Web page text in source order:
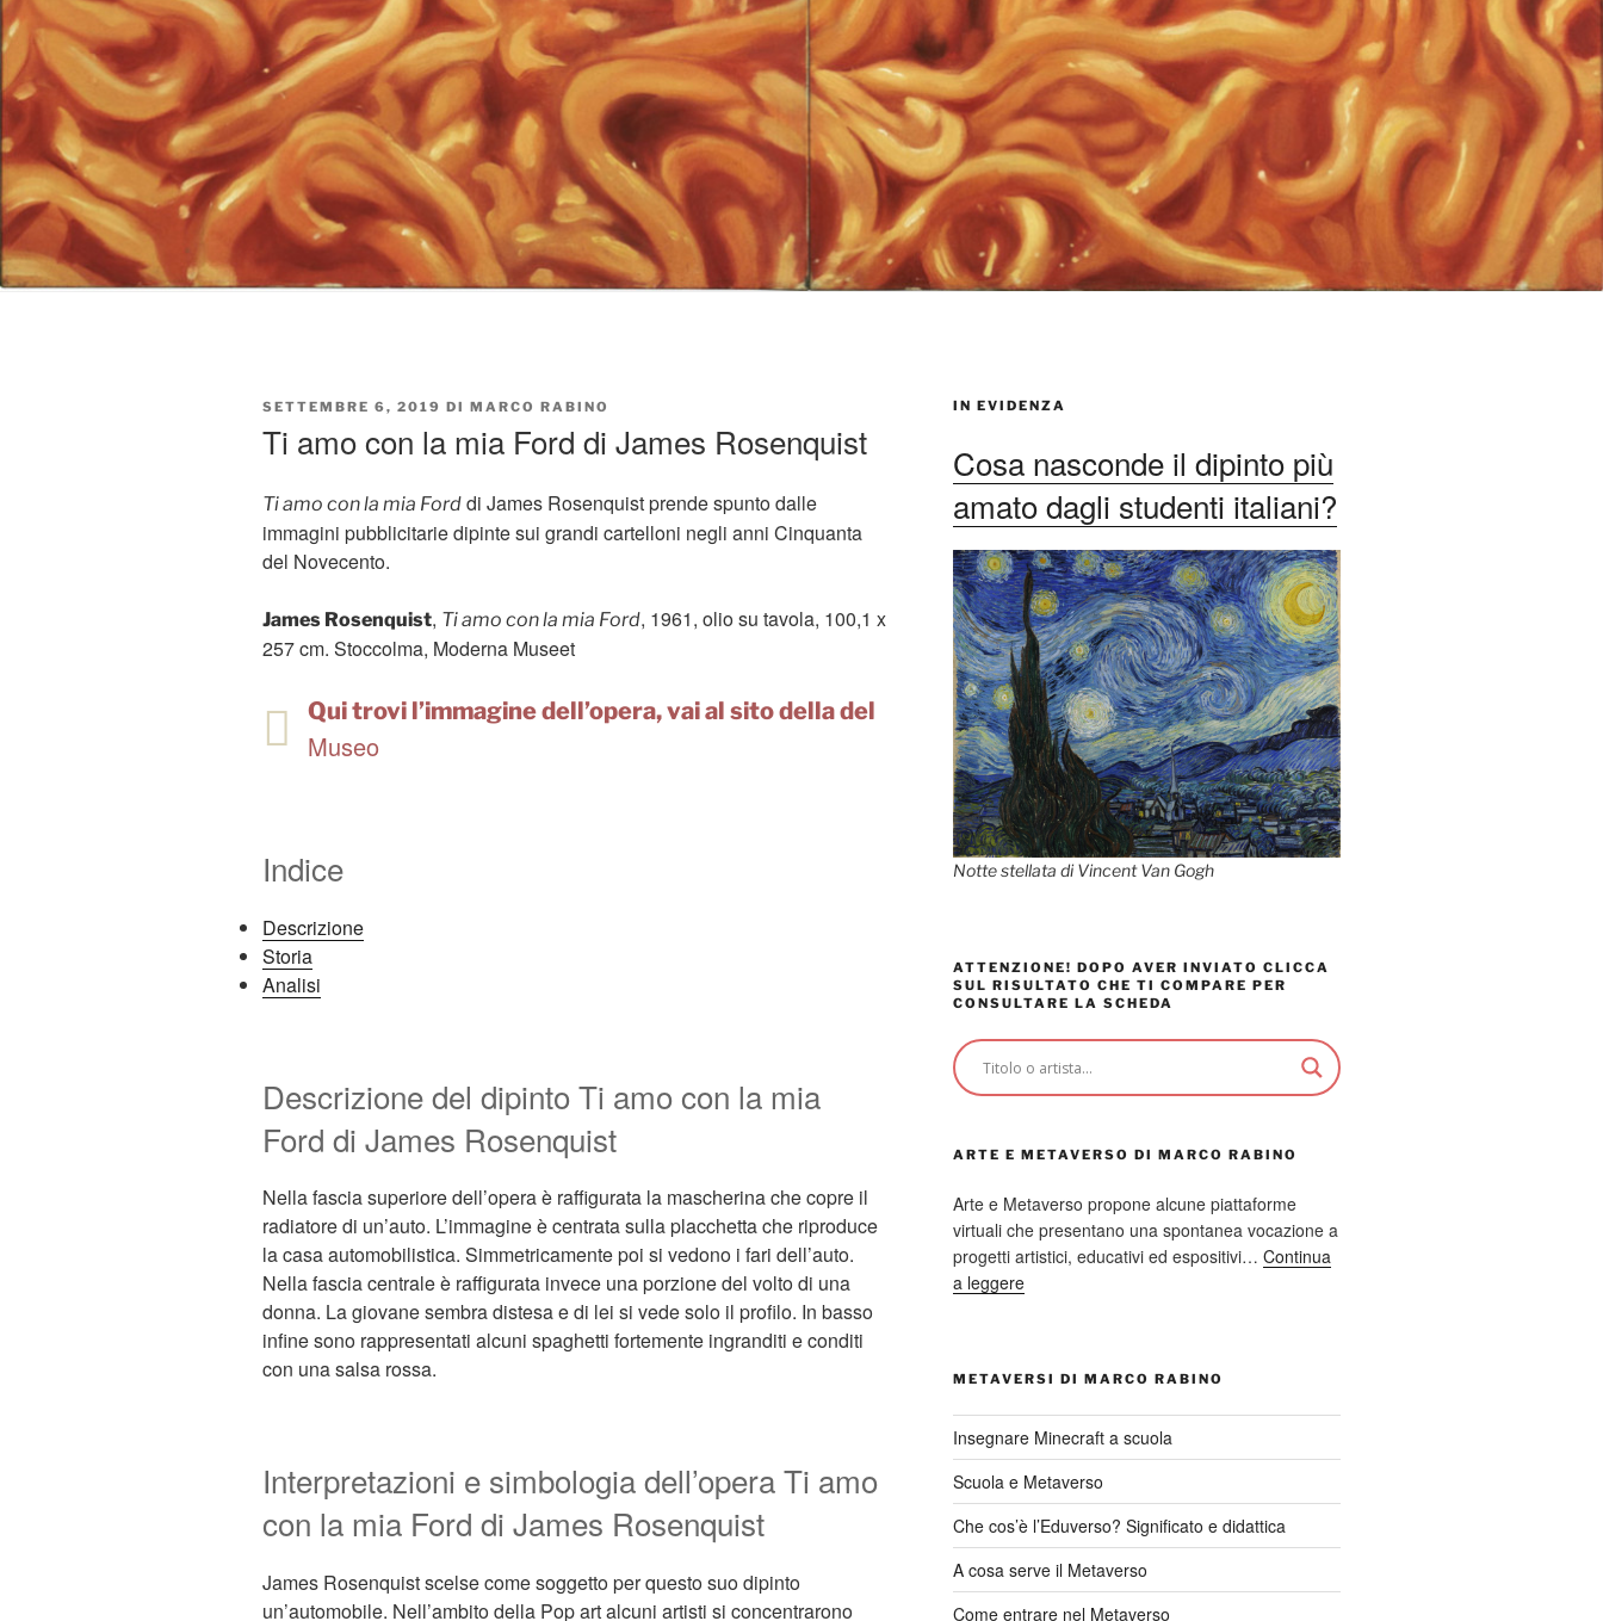
PUBBLICATO
SETTEMBRE 6, 2019 DI MARCO RABINO
Ti amo con la mia Ford di James Rosenquist
Ti amo con la mia Ford di James Rosenquist prende spunto dalle
immagini pubblicitarie dipinte sui grandi cartelloni negli anni Cinquanta
del Novecento.
James Rosenquist, Ti amo con la mia Ford, 1961, olio su tavola, 100,1 x
257 cm. Stoccolma, Moderna Museet
Qui trovi l’immagine dell’opera, vai al sito della del
Museo
Indice
Descrizione
Storia
Analisi
Descrizione del dipinto Ti amo con la mia
Ford di James Rosenquist
Nella fascia superiore dell’opera è raffigurata la mascherina che copre il
radiatore di un’auto. L’immagine è centrata sulla placchetta che riproduce
la casa automobilistica. Simmetricamente poi si vedono i fari dell’auto.
Nella fascia centrale è raffigurata invece una porzione del volto di una
donna. La giovane sembra distesa e di lei si vede solo il profilo. In basso
infine sono rappresentati alcuni spaghetti fortemente ingranditi e conditi
con una salsa rossa.
Interpretazioni e simbologia dell’opera Ti amo
con la mia Ford di James Rosenquist
James Rosenquist scelse come soggetto per questo suo dipinto
un’automobile. Nell’ambito della Pop art alcuni artisti si concentrarono
IN EVIDENZA
Cosa nasconde il dipinto più
amato dagli studenti italiani?
Notte stellata di Vincent Van Gogh
ATTENZIONE! DOPO AVER INVIATO CLICCA
SUL RISULTATO CHE TI COMPARE PER
CONSULTARE LA SCHEDA
ARTE E METAVERSO DI MARCO RABINO
Arte e Metaverso propone alcune piattaforme
virtuali che presentano una spontanea vocazione a
progetti artistici, educativi ed espositivi… Continua
a leggere
METAVERSI DI MARCO RABINO
Insegnare Minecraft a scuola
Scuola e Metaverso
Che cos’è l’Eduverso? Significato e didattica
A cosa serve il Metaverso
Come entrare nel Metaverso